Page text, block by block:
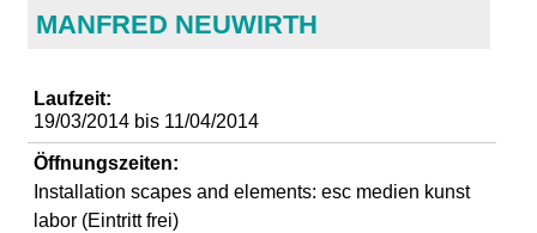
e
MANFRED NEUWIRTH
Laufzeit:
19/03/2014bis 11/04/2014
Öffnungszeiten:
Installation scapes and elements: esc medien kunst
labor (Eintritt frei)